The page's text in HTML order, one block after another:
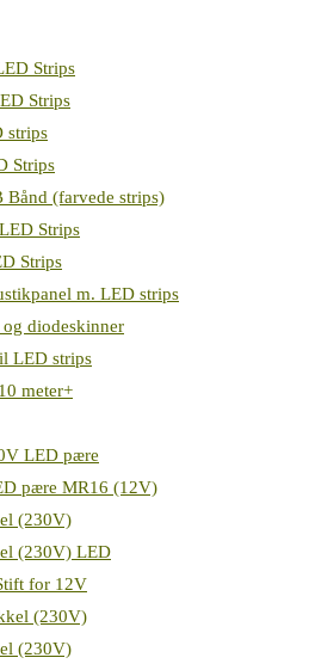
Strips
Strips
strips
Strips
Bånd (farvede strips)
Strips
Strips
m. LED strips
diodeskinner
LED strips
meter+
LED pære
pære MR16 (12V)
(230V)
(230V) LED
for 12V
(230V)
(230V)